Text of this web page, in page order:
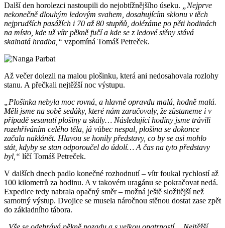
Další den horolezci nastoupili do nejobtížnějšího úseku.
„Nejprve
nekonečně dlouhým ledovým svahem, dosahujícím sklonu v těch
nejprudších pasážích i 70 až 80 stupňů, dolézáme po pěti hodinách
na místo, kde už vítr pěkně fučí a kde se z ledové stěny stává
skalnatá hradba,“ vzpomíná Tomáš Petreček.
Až večer dolezli na malou plošinku, která ani nedosahovala rozlohy
stanu. A přečkali nejtěžší noc výstupu.
„Plošinka nebyla moc rovná, a hlavně opravdu malá, hodně malá.
Měli jsme na sobě sedáky, které nám zaručovaly, že zůstaneme i v
případě sesunutí plošiny u skály… Následující hodiny jsme trávili
rozehříváním celého těla, já vůbec nespal, plošina se dokonce
začala naklánět. Hlavou se honily představy, co by se asi mohlo
stát, kdyby se stan odporoučel do údolí… A čas na tyto představy
byl,“ líčí Tomáš Petreček.
V dalších dnech padlo konečné rozhodnutí – vítr foukal rychlostí až
100 kilometrů za hodinu. A v takovém uragánu se pokračovat nedá.
Expedice tedy nabrala opačný směr – možná ještě složitější než
samotný výstup. Dvojice se musela náročnou stěnou dostat zase zpět
do základního tábora.